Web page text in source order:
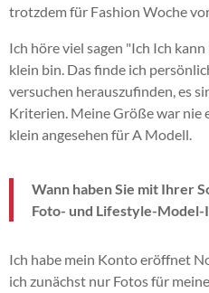
trotzdem für Fashion Woche
Ich höre viel sagen "Ich Ich
klein bin. Das finde ich
versuchen herauszufinden, es
Kriterien. Meine Größe war nie
klein angesehen fürA Modell.
Wann haben Sie mit Ihrer
Foto- und Lifestyle-
Ich habe mein Konto eröffnet
ich zunächst nur Fotos für